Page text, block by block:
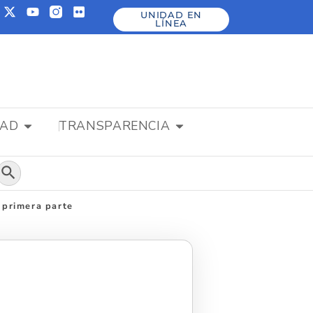
UNIDAD EN
LÍNEA
TRANSPARENCIA
de búsqueda
parte